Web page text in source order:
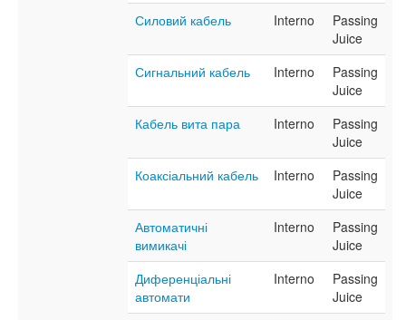
Силовий кабель
Interno
Passing
Juice
Сигнальний кабель
Interno
Passing
Juice
Кабель вита пара
Interno
Passing
Juice
Коаксіальний кабель
Interno
Passing
Juice
Автоматичні
вимикачі
Interno
Passing
Juice
Диференціальні
автомати
Interno
Passing
Juice